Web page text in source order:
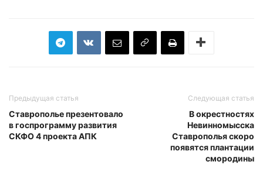
Предыдущая статья
Ставрополье презентовало
в госпрограмму развития
СКФО 4 проекта АПК
Следующая статья
В окрестностях
Невинномысска
Ставрополья скоро
появятся плантации
смородины